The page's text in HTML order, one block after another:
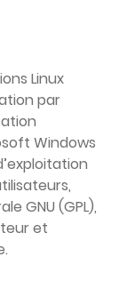
Linux
par
Windows
GNU (GPL),
et